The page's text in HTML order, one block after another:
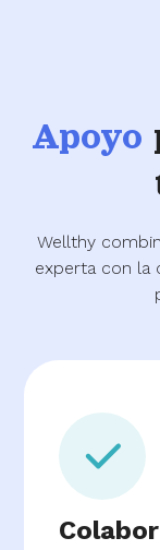
Apoyo
Wellthy
experta con la